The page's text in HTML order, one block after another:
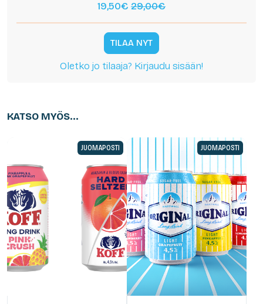
19,50€ 29,00€
TILAA NYT
Oletko jo tilaaja? Kirjaudu sisään!
KATSO MYÖS...
JUOMAPOSTI JUOMAPOSTI